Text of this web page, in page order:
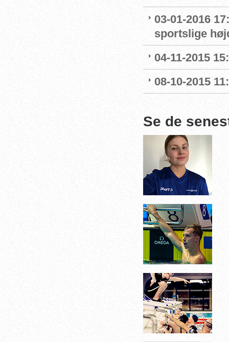
03-01-2016
sportslige
04-11-2015
08-10-2015
Se de